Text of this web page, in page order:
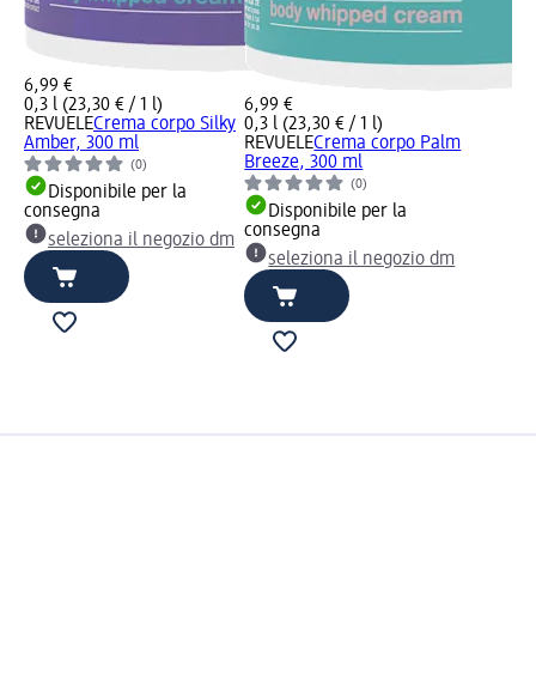
6,99 €
0,3 l (23,30 € / 1 l)
REVUELECrema corpo Silky
Amber, 300 ml
(0)
Disponibile per la
consegna
seleziona il negozio dm
6,99 €
0,3 l (23,30 € / 1 l)
REVUELECrema corpo Palm
Breeze, 300 ml
(0)
Disponibile per la
consegna
seleziona il negozio dm